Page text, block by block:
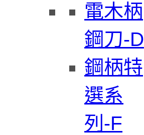
電木柄
鋼刀-D
鋼柄特
選系
列-F